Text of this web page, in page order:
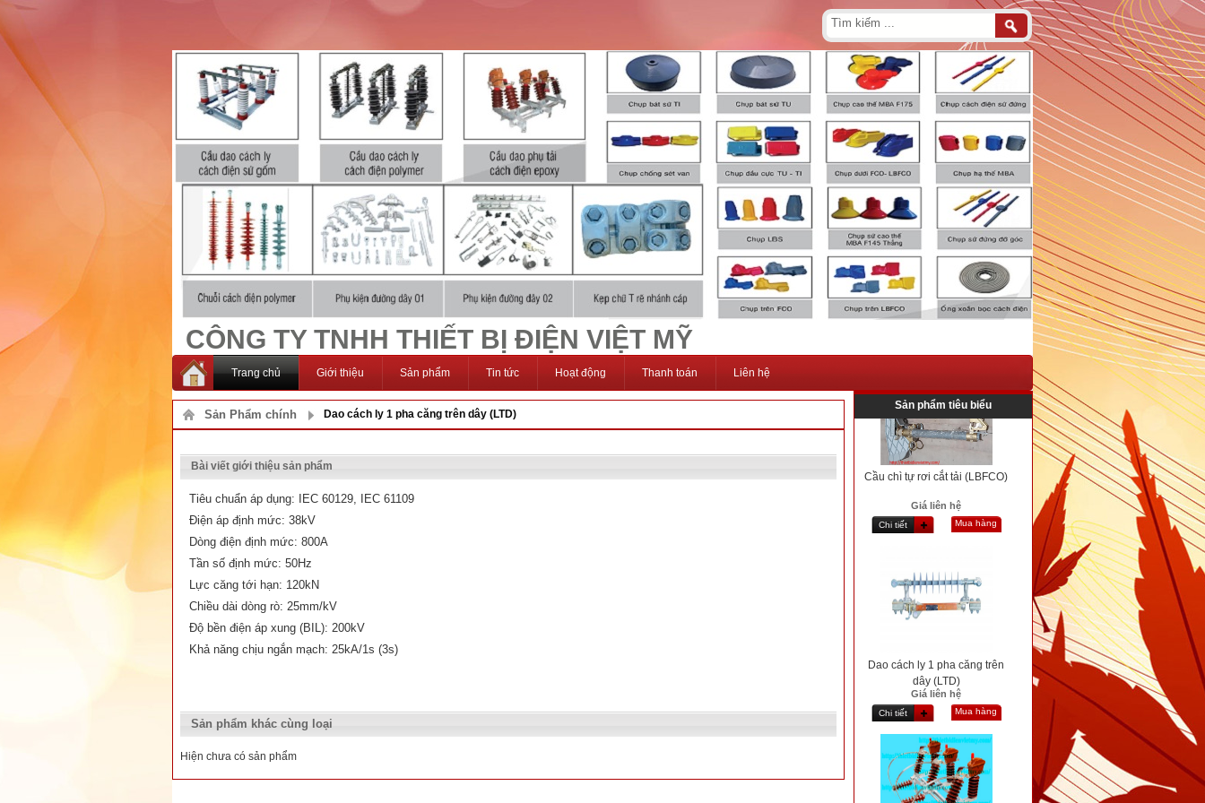
CÔNG TY TNHH THIẾT BỊ ĐIỆN VIỆT MỸ
Trang chủ Giới thiệu Sản phẩm Tin tức Hoạt động Thanh toán Liên hệ
Sản Phẩm chính Dao cách ly 1 pha căng trên dây (LTD)
Bài viết giới thiệu sản phẩm
Tiêu chuẩn áp dụng: IEC 60129, IEC 61109
Điện áp định mức: 38kV
Dòng điện định mức: 800A
Tần số định mức: 50Hz
Lực căng tới hạn: 120kN
Chiều dài dòng rò: 25mm/kV
Độ bền điện áp xung (BIL): 200kV
Khả năng chịu ngắn mạch: 25kA/1s (3s)
Sản phẩm khác cùng loại
Hiện chưa có sản phẩm
Sản phẩm tiêu biểu
Cầu chì tự rơi cắt tải (LBFCO)
Mua hàng
dây (LTD)
Giá liên hệ
Mua hàng